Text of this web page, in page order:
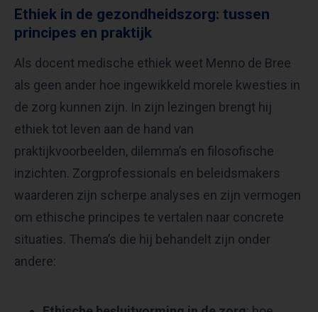
Ethiek in de gezondheidszorg: tussen
principes en praktijk
Als docent medische ethiek weet Menno de Bree
als geen ander hoe ingewikkeld morele kwesties in
de zorg kunnen zijn. In zijn lezingen brengt hij
ethiek tot leven aan de hand van
praktijkvoorbeelden, dilemma’s en filosofische
inzichten. Zorgprofessionals en beleidsmakers
waarderen zijn scherpe analyses en zijn vermogen
om ethische principes te vertalen naar concrete
situaties. Thema’s die hij behandelt zijn onder
andere: